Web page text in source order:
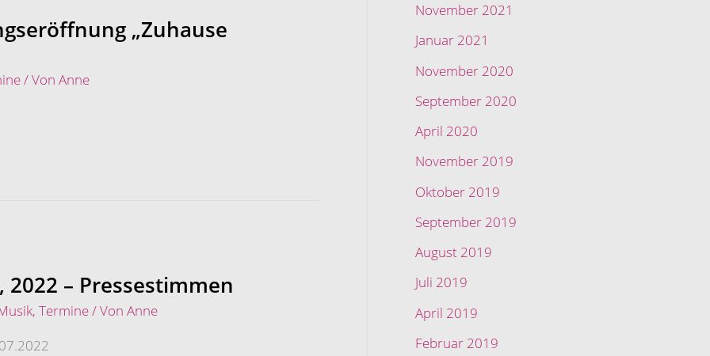
„Zuhause
/ Von Anne
2022 – Pressestimmen
, Termine/ Von Anne
November 2021
Januar 2021
November 2020
September 2020
April 2020
November 2019
Oktober 2019
September 2019
August 2019
Juli 2019
April 2019
Februar 2019